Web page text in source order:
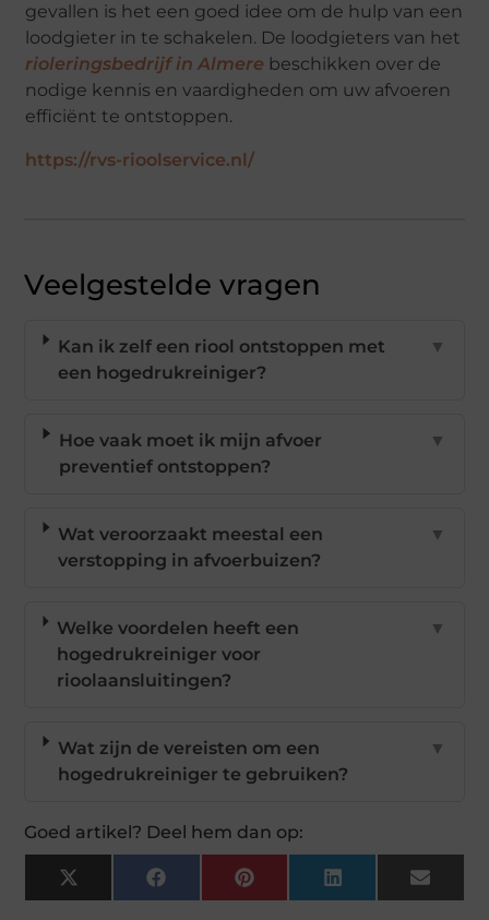
gevallen is het een goed idee om de hulp van een
loodgieter in te schakelen. De loodgieters van het
rioleringsbedrijf in Almere beschikken over de
nodige kennis en vaardigheden om uw afvoeren
efficiënt te ontstoppen.
https://rvs-rioolservice.nl/
Veelgestelde vragen
Kan ik zelf een riool ontstoppen met
een hogedrukreiniger?
▼
Hoe vaak moet ik mijn afvoer
preventief ontstoppen?
▼
Wat veroorzaakt meestal een
verstopping in afvoerbuizen?
▼
Welke voordelen heeft een
hogedrukreiniger voor
rioolaansluitingen?
▼
Wat zijn de vereisten om een
hogedrukreiniger te gebruiken?
▼
Goed artikel? Deel hem dan op:
X
(Twitter)
FacebookPinterestLinkedIn Email